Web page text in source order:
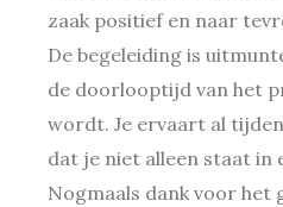
zaak positief en naar
De begeleiding is
de doorlooptijd van het
wordt. Je ervaart al
dat je niet alleen staat in
Nogmaals dank voor het